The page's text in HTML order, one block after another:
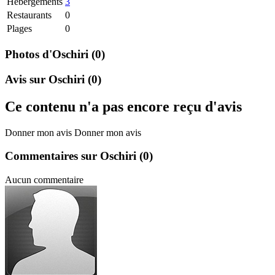
Restaurants
0
Plages
0
Photos d'Oschiri (0)
Avis sur Oschiri (0)
Ce contenu n'a pas encore reçu d'avis
Donner mon avis Donner mon avis
Commentaires sur Oschiri (0)
Aucun commentaire